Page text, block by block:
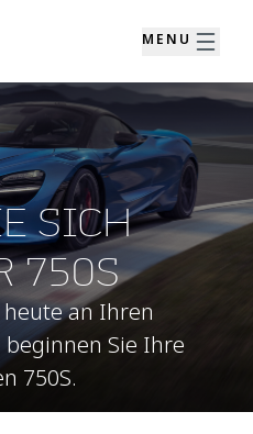
MENU
SICH
750S
heute an Ihren
Sie Ihre
750S.